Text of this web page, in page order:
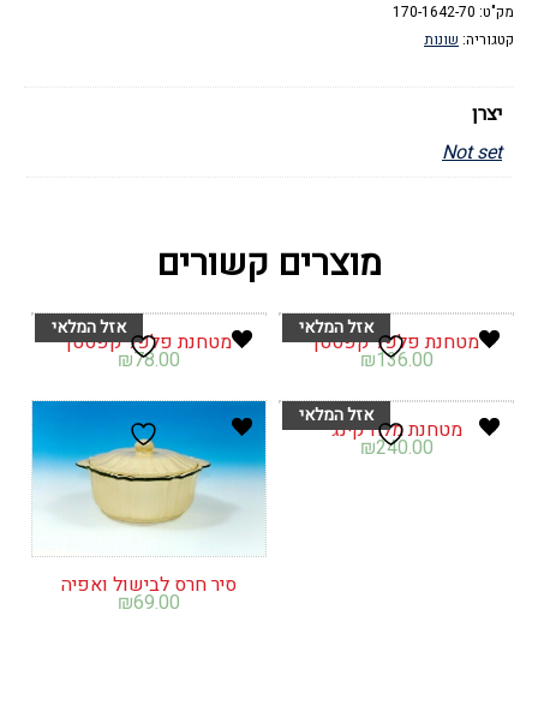
מק"ט: 170-1642-70
קטגוריה: שונות
יצרן
Not set
מוצרים קשורים
מטחנת פלפל קפסטן
₪136.00
מטחנת פלפל קפסטן
₪78.00
מטחנת מלח קינג
₪240.00
סיר חרס לבישול ואפיה
₪69.00